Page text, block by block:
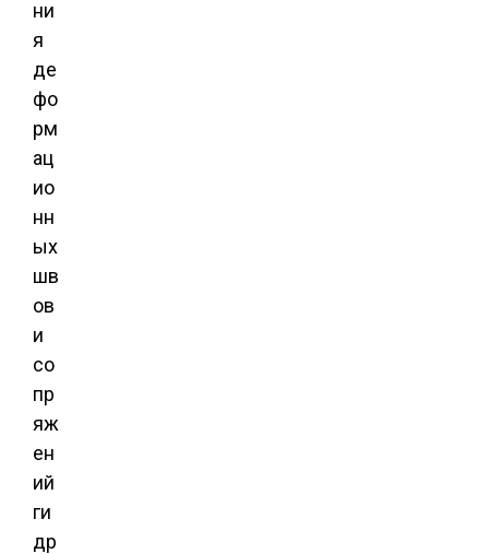
ни
я
де
фо
рм
ац
ио
нн
ых
шв
ов
и
со
пр
яж
ен
ий
ги
др